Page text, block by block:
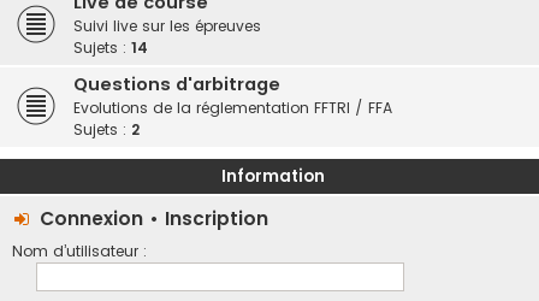
Suivi live sur les épreuves
Sujets : 14
Questions d'arbitrage
Evolutions de la réglementation FFTRI / FFA
Sujets : 2
Information
Connexion • Inscription
Nom d’utilisateur :